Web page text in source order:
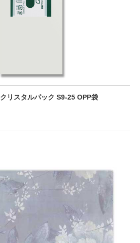
リスタルパック S9-25 OPP袋